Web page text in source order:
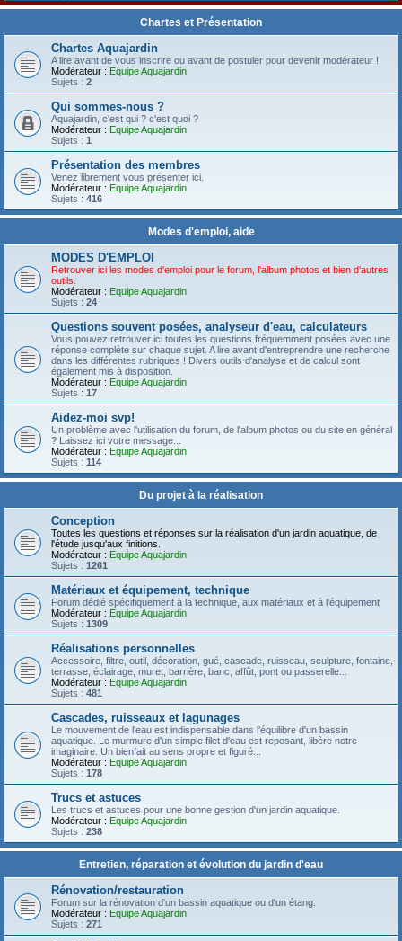
Chartes et Présentation
Chartes Aquajardin
A lire avant de vous inscrire ou avant de postuler pour devenir modérateur !
Modérateur : Equipe Aquajardin
Sujets : 2
Qui sommes-nous ?
Aquajardin, c'est qui ? c'est quoi ?
Modérateur : Equipe Aquajardin
Sujets : 1
Présentation des membres
Venez librement vous présenter ici.
Modérateur : Equipe Aquajardin
Sujets : 416
Modes d'emploi, aide
MODES D'EMPLOI
Retrouver ici les modes d'emploi pour le forum, l'album photos et bien d'autres
outils.
Modérateur : Equipe Aquajardin
Sujets : 24
Questions souvent posées, analyseur d'eau, calculateurs
Vous pouvez retrouver ici toutes les questions fréquemment posées avec une
réponse complète sur chaque sujet. A lire avant d'entreprendre une recherche
dans les différentes rubriques ! Divers outils d'analyse et de calcul sont
également mis à disposition.
Modérateur : Equipe Aquajardin
Sujets : 17
Aidez-moi svp!
Un problème avec l'utilisation du forum, de l'album photos ou du site en général
? Laissez ici votre message...
Modérateur : Equipe Aquajardin
Sujets : 114
Du projet à la réalisation
Conception
Toutes les questions et réponses sur la réalisation d'un jardin aquatique, de
l'étude jusqu'aux finitions.
Modérateur : Equipe Aquajardin
Sujets : 1261
Matériaux et équipement, technique
Forum dédié spécifiquement à la technique, aux matériaux et à l'équipement
Modérateur : Equipe Aquajardin
Sujets : 1309
Réalisations personnelles
Accessoire, filtre, outil, décoration, gué, cascade, ruisseau, sculpture, fontaine,
terrasse, éclairage, muret, barrière, banc, affût, pont ou passerelle...
Modérateur : Equipe Aquajardin
Sujets : 481
Cascades, ruisseaux et lagunages
Le mouvement de l'eau est indispensable dans l'équilibre d'un bassin
aquatique. Le murmure d'un simple filet d'eau est reposant, libère notre
imaginaire. Un bienfait au sens propre et figuré...
Modérateur : Equipe Aquajardin
Sujets : 178
Trucs et astuces
Les trucs et astuces pour une bonne gestion d'un jardin aquatique.
Modérateur : Equipe Aquajardin
Sujets : 238
Entretien, réparation et évolution du jardin d'eau
Rénovation/restauration
Forum sur la rénovation d'un bassin aquatique ou d'un étang.
Modérateur : Equipe Aquajardin
Sujets : 271